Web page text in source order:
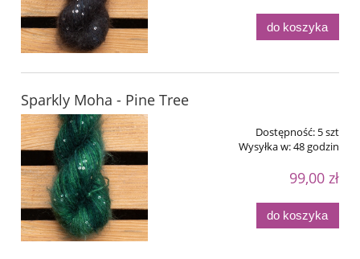
do koszyka
Sparkly Moha - Pine Tree
Dostępność: 5 szt
Wysyłka w:48 godzin
99,00 zł
do koszyka